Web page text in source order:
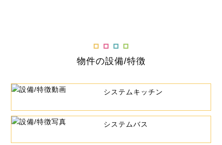
物件の設備/特徴
システムキッチン
システムバス